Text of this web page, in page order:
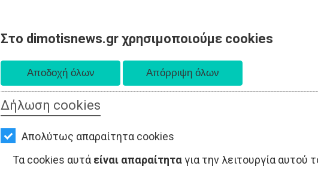
Στο dimotisnews.gr χρησιμοποιούμε cookies
Δήλωση cookies
Απολύτως απαραίτητα cookies
Τα cookies αυτά είναι απαραίτηταγια την λειτουργία αυτού